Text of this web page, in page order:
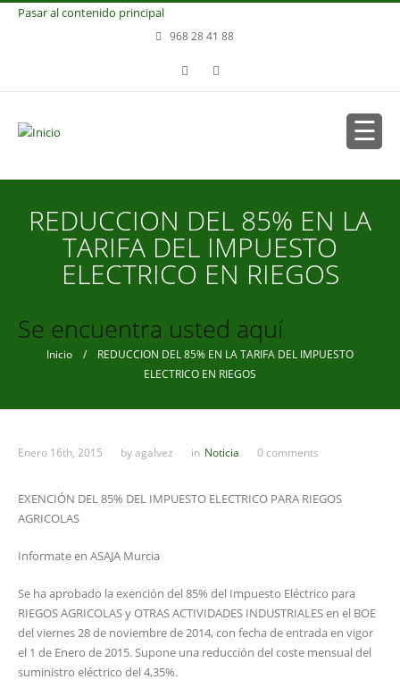
Pasar al contenido principal
968 28 41 88
REDUCCION DEL 85% EN LA
TARIFA DEL IMPUESTO
ELECTRICO EN RIEGOS
Se encuentra usted aquí
Inicio / REDUCCION DEL 85% EN LA TARIFA DEL IMPUESTO
ELECTRICO EN RIEGOS
Enero 16th, 2015 byagalvez in Noticia 0 comments
EXENCIÓN DEL 85% DEL IMPUESTO ELECTRICO PARA RIEGOS
AGRICOLAS
Informate en ASAJA Murcia
Se ha aprobado la exención del 85% del Impuesto Eléctrico para
RIEGOS AGRICOLAS y OTRAS ACTIVIDADES INDUSTRIALES en el BOE
del viernes 28 de noviembre de 2014, con fecha de entrada en vigor
el 1 de Enero de 2015. Supone una reducción del coste mensual del
suministro eléctrico del 4,35%.